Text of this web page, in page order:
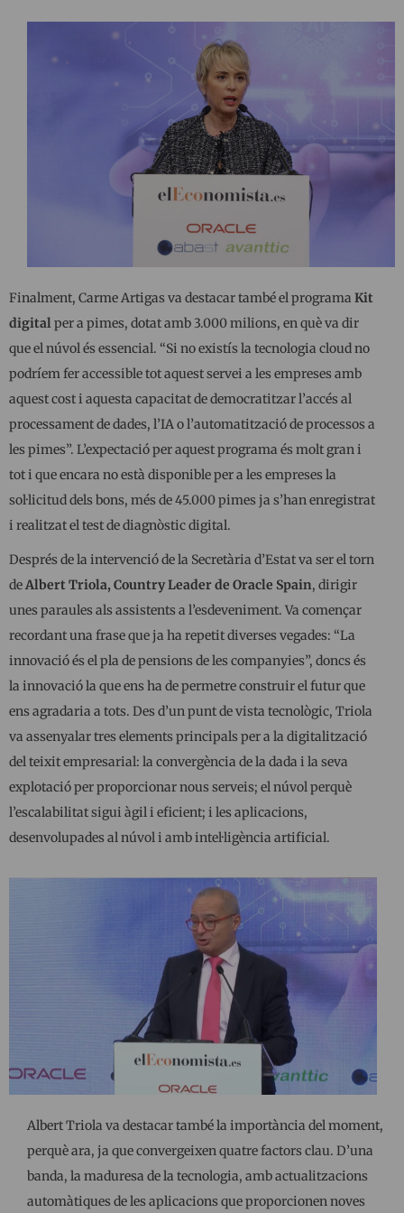
Finalment, Carme Artigas va destacar també el programa Kit
digitalper a pimes, dotat amb 3.000 milions, en què va dir
que el núvol és essencial. “Si no existís la tecnologia cloud no
podríem fer accessible tot aquest servei a les empreses amb
aquest cost i aquesta capacitat de democratitzar l’accés al
processament de dades, l’IA o l’automatització de processos a
les pimes”. L’expectació per aquest programa és molt gran i
tot i que encara no està disponible per a les empreses la
sol·licitud dels bons, més de 45.000 pimes ja s’han enregistrat
i realitzat el test de diagnòstic digital.
Després de la intervenció de la Secretària d’Estat va ser el torn
deAlbert Triola, Country Leader de Oracle Spain, dirigir
unes paraules als assistents a l’esdeveniment. Va començar
recordant una frase que ja ha repetit diverses vegades: “La
innovació és el pla de pensions de les companyies”, doncs és
la innovació la que ens ha de permetre construir el futur que
ens agradaria a tots. Des d’un punt de vista tecnològic, Triola
va assenyalar tres elements principals per a la digitalització
del teixit empresarial: la convergència de la dada i la seva
explotació per proporcionar nous serveis; el núvol perquè
l’escalabilitat sigui àgil i eficient; i les aplicacions,
desenvolupades al núvol i amb intel·ligència artificial.
Albert Triola va destacar també la importància del moment,
perquè ara, ja que convergeixen quatre factors clau. D’una
banda, la maduresa de la tecnologia, amb actualitzacions
automàtiques de les aplicacions que proporcionen noves